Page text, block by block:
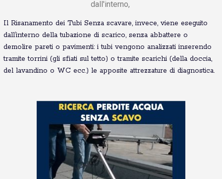
dall'interno,
Il Risanamento dei Tubi Senza scavare, invece, viene eseguito
dall’interno della tubazione di scarico, senza abbattere o
demolire pareti o pavimenti: i tubi vengono analizzati inserendo
tramite torrini (gli sfiati sul tetto) o tramite scarichi (della doccia,
del lavandino o WC ecc.) le apposite attrezzature di diagnostica.